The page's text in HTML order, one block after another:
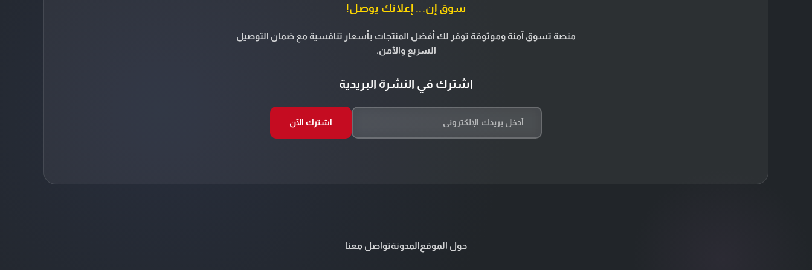
سوق إن... إعلانك يوصل!
منصة تسوق آمنة وموثوقة توفر لك أفضل المنتجات بأسعار تنافسية مع ضمان التوصيل
السريع والآمن.
اشترك في النشرة البريدية
اشترك الآن
حول الموقعالمدونةتواصل معنا